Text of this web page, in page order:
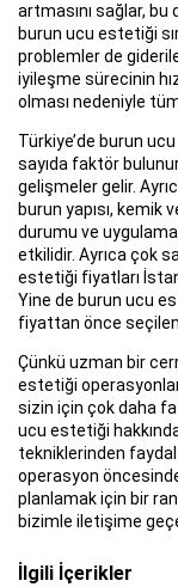
artmasını sağlar,
burun ucu estetiği
problemler de
iyileşme sürecinin
olması nedeniyle
Türkiye’de burun
sayıda faktör
gelişmeler gelir.
burun yapısı, kemik
durumu ve
etkilidir. Ayrıca çok
estetiği fiyatları
Yine de burun ucu
fiyattan önce seçilen
Çünkü uzman bir
estetiği
sizin için çok daha
ucu estetiği
tekniklerinden
operasyon
planlamak için bir
bizimle iletişime
İlgili İçerikler